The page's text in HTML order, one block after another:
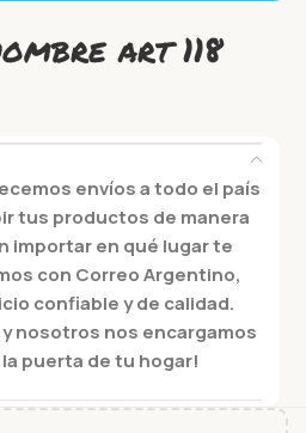
art 118
envíos a todo el país
tus productos de manera
importar en qué lugar te
con Correo Argentino,
confiable y de calidad.
nosotros nos encargamos
puerta de tu hogar!